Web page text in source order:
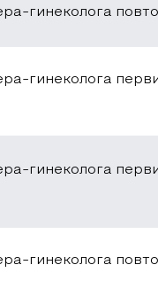
гинеколога
гинеколога
гинеколога
гинеколога